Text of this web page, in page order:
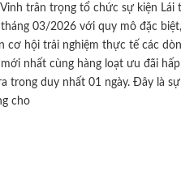
trân trọng tổ chức sự kiện Lái
03/2026 với quy mô đặc biệt,
cơ hội trải nghiệm thực tế các
nhất cùng hàng loạt ưu đãi
trong duy nhất 01 ngày. Đây là
cho